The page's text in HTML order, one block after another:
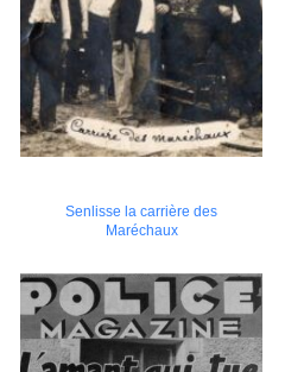
Senlisse la carrière des
Maréchaux